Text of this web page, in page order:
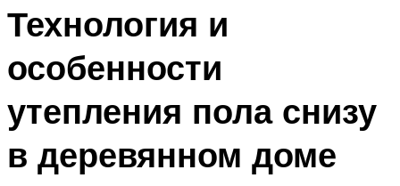
Технология и
особенности
утепления пола снизу
в деревянном доме